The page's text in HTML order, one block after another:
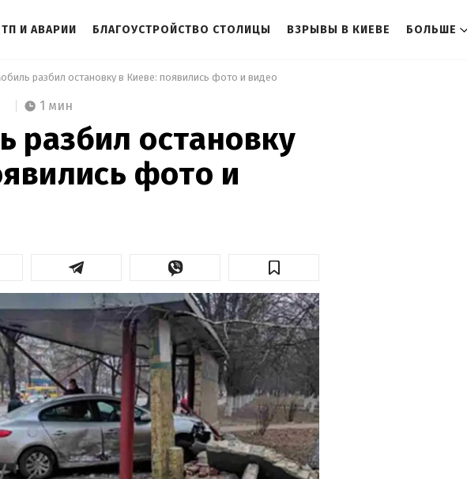
И АВАРИИ БЛАГОУСТРОЙСТВО СТОЛИЦЫ ВЗРЫВЫ В КИЕВЕ БОЛЬШЕ
разбил остановку в Киеве: появились фото и видео
1 мин
разбил остановку
фото и